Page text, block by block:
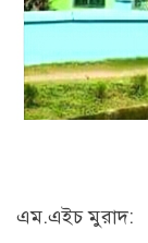
এম.এইচ মুরাদ: